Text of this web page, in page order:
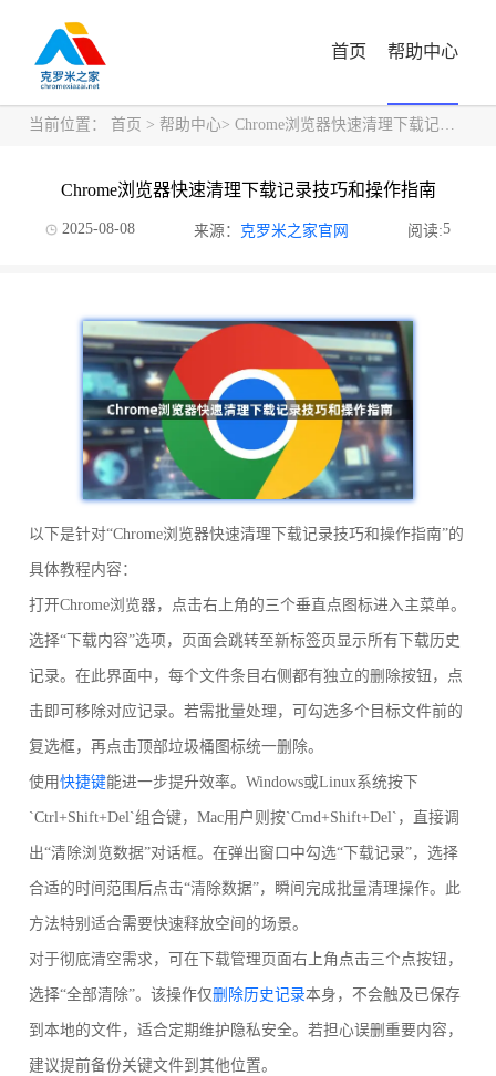
首页 帮助中心
当前位置： 首页 > 帮助中心> Chrome浏览器快速清理下载记录技巧和操作指南
Chrome浏览器快速清理下载记录技巧和操作指南
2025-08-08 来源： 克罗米之家官网 阅读:5
以下是针对“Chrome浏览器快速清理下载记录技巧和操作指南”的
具体教程内容：
打开Chrome浏览器，点击右上角的三个垂直点图标进入主菜单。
选择“下载内容”选项，页面会跳转至新标签页显示所有下载历史
记录。在此界面中，每个文件条目右侧都有独立的删除按钮，点
击即可移除对应记录。若需批量处理，可勾选多个目标文件前的
复选框，再点击顶部垃圾桶图标统一删除。
使用快捷键能进一步提升效率。Windows或Linux系统按下
`Ctrl+Shift+Del`组合键，Mac用户则按`Cmd+Shift+Del`，直接调
出“清除浏览数据”对话框。在弹出窗口中勾选“下载记录”，选择
合适的时间范围后点击“清除数据”，瞬间完成批量清理操作。此
方法特别适合需要快速释放空间的场景。
对于彻底清空需求，可在下载管理页面右上角点击三个点按钮，
选择“全部清除”。该操作仅删除历史记录本身，不会触及已保存
到本地的文件，适合定期维护隐私安全。若担心误删重要内容，
建议提前备份关键文件到其他位置。